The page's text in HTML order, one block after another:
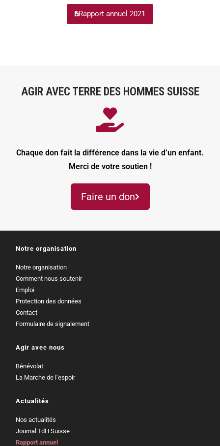
Rapport annuel 2021
AGIR AVEC TERRE DES HOMMES SUISSE
Chaque don fait la différence dans la vie d’un enfant.
Merci de votre soutien !
Faire un don
Notre organisation
Notre organisation
Comment nous soutenir
Emploi
Protection des données
Contact
Formulaire de signalement
Agir avec nous
Bénévolat
La Marche de l’espoir
Actualités
Nos actualités
Journal TdH Suisse
Rapport annuel